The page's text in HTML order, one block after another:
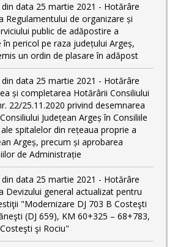
data 25 martie 2021 - Hotărâre
Regulamentului de organizare și
public de adăpostire a
pericol pe raza județului Argeș,
un ordin de plasare în adăpost
data 25 martie 2021 - Hotărâre
și completarea Hotărârii Consiliului
22/25.11.2020 privind desemnarea
Județean Argeș în Consiliile
spitalelor din rețeaua proprie a
Argeș, precum și aprobarea
de Administrație
data 25 martie 2021 - Hotărâre
Devizului general actualizat pentru
"Modernizare DJ 703 B Costeşti
(DJ 659), KM 60+325 – 68+783,
şi Rociu"